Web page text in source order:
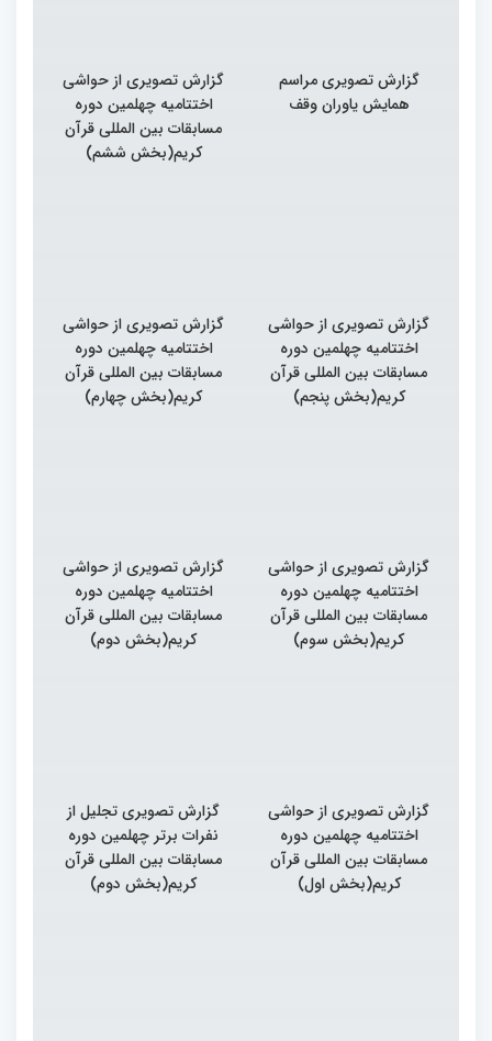
گزارش تصویری مراسم
همایش یاوران وقف
گزارش تصویری از حواشی
اختتامیه چهلمین دوره
مسابقات بین المللی قرآن
کریم(بخش ششم)
گزارش تصویری از حواشی
اختتامیه چهلمین دوره
مسابقات بین المللی قرآن
کریم(بخش پنجم)
گزارش تصویری از حواشی
اختتامیه چهلمین دوره
مسابقات بین المللی قرآن
کریم(بخش چهارم)
گزارش تصویری از حواشی
اختتامیه چهلمین دوره
مسابقات بین المللی قرآن
کریم(بخش سوم)
گزارش تصویری از حواشی
اختتامیه چهلمین دوره
مسابقات بین المللی قرآن
کریم(بخش دوم)
گزارش تصویری از حواشی
اختتامیه چهلمین دوره
مسابقات بین المللی قرآن
کریم(بخش اول)
گزارش تصویری تجلیل از
نفرات برتر چهلمین دوره
مسابقات بین المللی قرآن
کریم(بخش دوم)